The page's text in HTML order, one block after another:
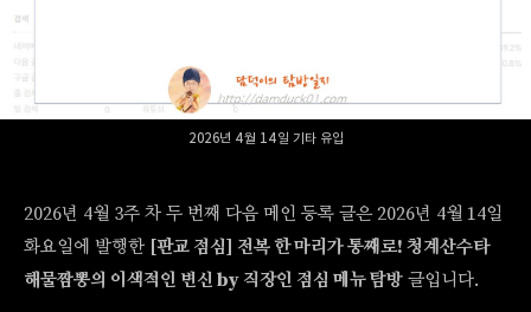
2026년 4월 14일 기타 유입
2026년 4월 3주 차 두 번째 다음 메인 등록 글은 2026년 4월 14일
화요일에 발행한 [판교 점심] 전복 한 마리가 통째로! 청계산수타
해물짬뽕의 이색적인 변신 by 직장인 점심 메뉴 탐방 글입니다.